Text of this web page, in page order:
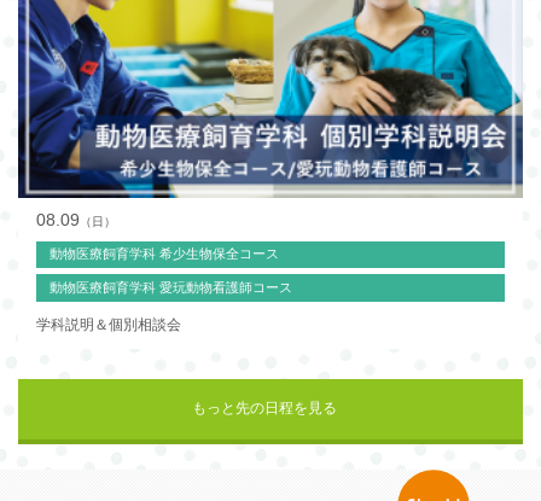
08.09 （日）
動物医療飼育学科 希少生物保全コース
動物医療飼育学科 愛玩動物看護師コース
学科説明＆個別相談会
もっと先の日程を見る